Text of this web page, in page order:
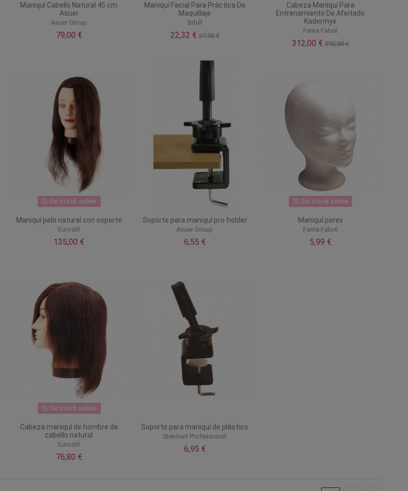
Maniquí Cabello Natural 45 cm
Asuer
Asuer Group
79,00 €
Maniquí Facial Para Práctica De
Maquillaje
Bifull
22,32 € 27,90 €
Cabeza Maniquí Para
Entrenamiento De Afeitado
Kadermyx
Fama Fabré
312,00 € 390,00 €
Sin stock online
Maniquí pelo natural con soporte
Eurostil
135,00 €
Soporte para maniquí pro-holder
Asuer Group
6,55 €
Sin stock online
Maniquí porex
Fama Fabré
5,99 €
Sin stock online
Cabeza maniquí de hombre de
cabello natural
Eurostil
76,80 €
Soporte para maniquí de plástico
Steinhart Professional
6,95 €